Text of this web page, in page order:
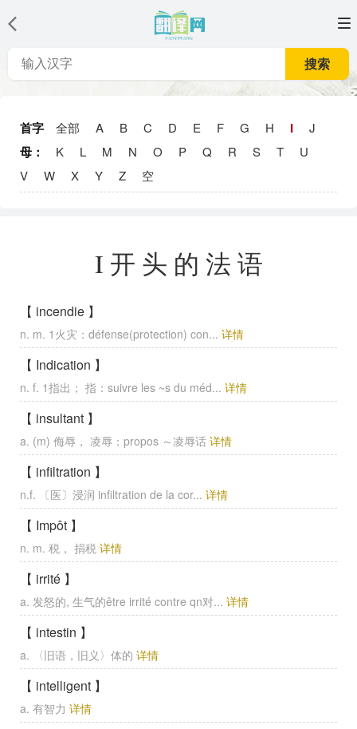
搜索
首字
母：
全部 A B C D E F G H I
J
K
L M N O P Q R S T
U
V
W X Y Z 空
I开头的法语
【 incendie 】
n. m. 1火灾：défense(protection) con... 详情
【 Indication 】
n. f. 1指出； 指：suivre les ~s du méd... 详情
【 insultant 】
a. (m) 侮辱， 凌辱：propos ～凌辱话 详情
【 infiltration 】
n.f. 〔医〕浸润 infiltration de la cor... 详情
【 Impôt 】
n. m. 税， 捐税 详情
【 irrité 】
a. 发怒的, 生气的être irrité contre qn对... 详情
【 intestin 】
a. 〈旧语，旧义〉体的 详情
【 intelligent 】
a. 有智力 详情